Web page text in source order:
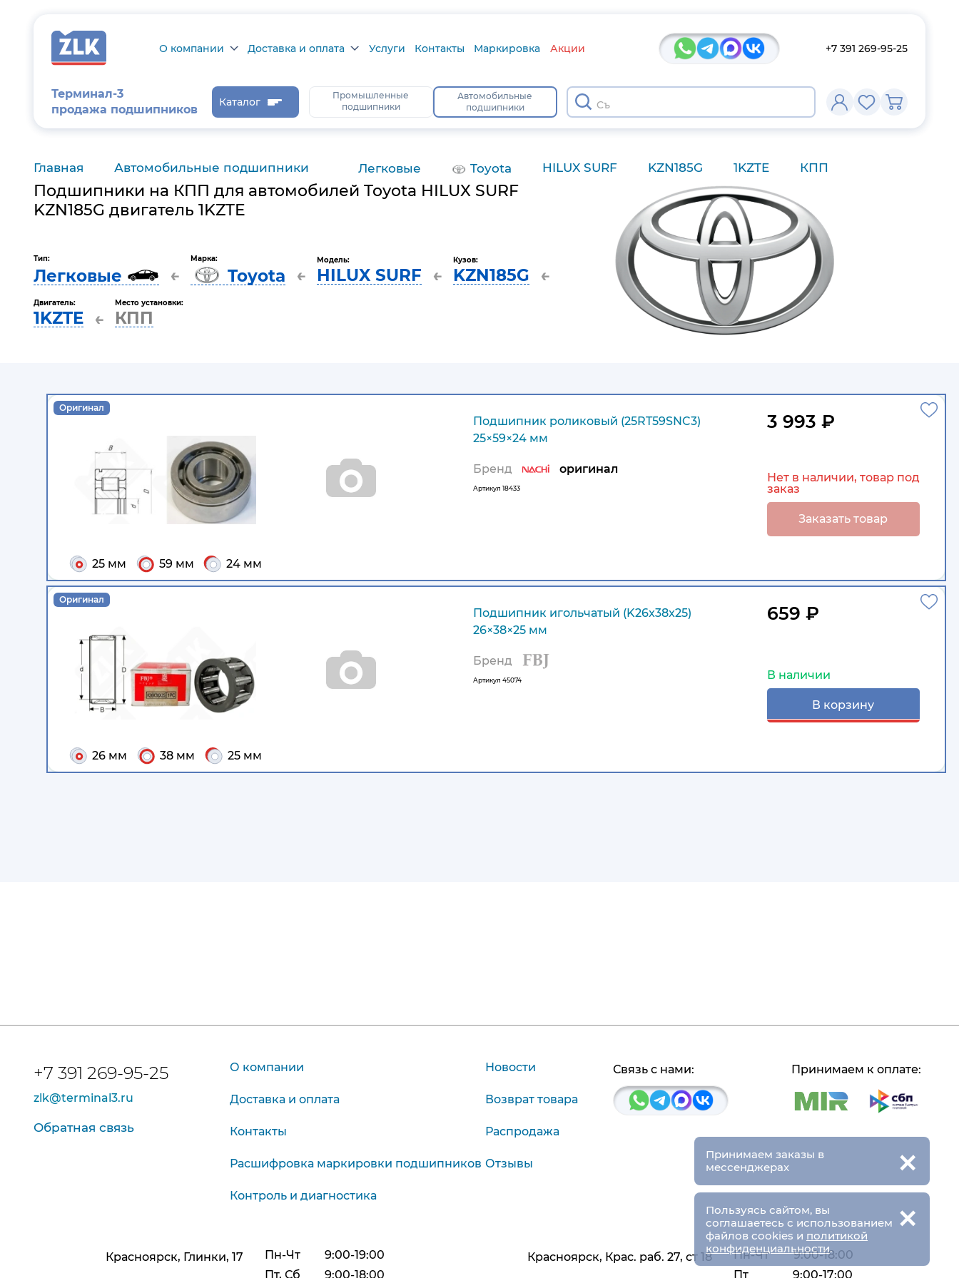
О компании
О компании
Сертификаты на
продукцию
Новости
Контроль и
диагностика
Статьи
Каталог производителя
Доставка и оплата
Доставка и оплата
Возврат товара
Услуги Контакты Маркировка Акции +7 391 269-95-25
Терминал-3
продажа подшипников
Каталог
Промышленные
подшипники
Автомобильные
подшипники
Главная Автомобильные подшипники Легковые Toyota HILUX SURF KZN185G 1KZTE КПП
Подшипники на КПП для автомобилей Toyota HILUX SURF
KZN185G двигатель 1KZTE
Тип:
Легковые ←
Марка:
Toyota ←
Модель:
HILUX SURF ←
Кузов:
KZN185G ←
Двигатель:
1KZTE ←
Место установки:
КПП
Оригинал
Подшипник роликовый (25RT59SNC3)
25×59×24 мм
Бренд оригинал
Артикул 18433
25 мм 59 мм 24 мм
3 993 ₽
Нет в наличии, товар под
заказ
Заказать товар
Оригинал
Подшипник игольчатый (K26x38x25)
26×38×25 мм
Бренд
Артикул 45074
26 мм 38 мм 25 мм
659 ₽
В наличии
В корзину
+7 391 269-95-25
zlk@terminal3.ru
Обратная связь
О компании
Доставка и оплата
Контакты
Расшифровка маркировки подшипников
Контроль и диагностика
Новости
Возврат товара
Распродажа
Отзывы
Связь с нами: Принимаем к оплате:
Красноярск, Глинки, 17 Пн-Чт
9:00-19:00
Пт, Сб
9:00-18:00
Красноярск, Крас. раб. 27, ст 18 Пн-Чт
9:00-18:00
Пт
9:00-17:00
Пользуясь сайтом, вы
соглашаетесь с использованием
файлов cookies и политикой
конфиденциальности.
×
Принимаем заказы в
мессенджерах
×